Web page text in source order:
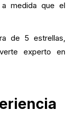
medida que el
de 5 estrellas,
experto en